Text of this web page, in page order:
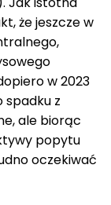
że jeszcze w
w 2023
spadku z
ale biorąc
popytu
oczekiwać